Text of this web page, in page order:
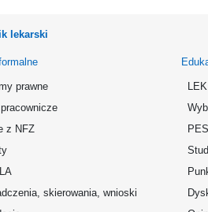
lekarski
prawne
z NFZ
skierowania, wnioski
PES